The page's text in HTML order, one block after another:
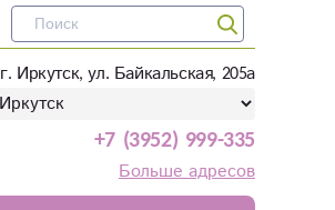
г. Иркутск, ул. Байкальская, 205а
+7 (3952) 999-335
Больше адресов